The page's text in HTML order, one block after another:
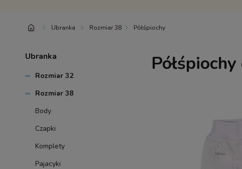
Ubranka Rozmiar 38 Półśpiochy
Ubranka
Rozmiar 32
Rozmiar 38
Body
Czapki
Komplety
Pajacyki